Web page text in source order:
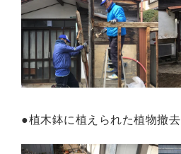
●植木鉢に植えられた植物撤去